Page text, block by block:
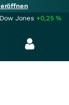
Dow Jones +0,25%